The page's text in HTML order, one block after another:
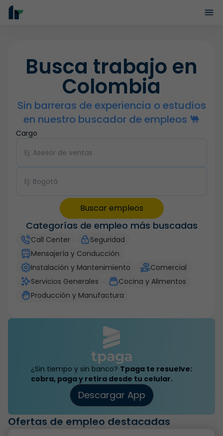
Busca trabajo en
Colombia
Sin barreras de experiencia o estudios
en nuestro buscador de empleos 🐫
Cargo
Categorías de empleo más buscadas
Call Center
Seguridad
Mensajería y Conducción
Instalación y Mantenimiento
Comercial
Servicios Generales
Cocina y Alimentos
Producción y Manufactura
¿Sin tiempo y sin banco? Tpaga te resuelve:
cobra, paga y retira desde tu celular.
Descargar App
Ofertas de empleo destacadas